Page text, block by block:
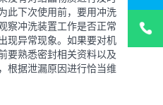
此下次使用前，要用冲洗
察冲洗装置工作是否正常
现异常现象。如果要对机
要熟悉密封相关资料以及
根据泄漏原因进行恰当维